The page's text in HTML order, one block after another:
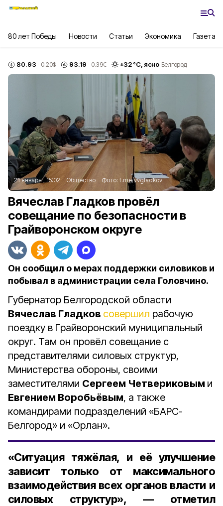
80 лет Победы Новости Статьи Экономика Газета
80.93 -0.20$ 93.19 -0.39€ +32°С, ясно Белгород
21 января , 15:02 Общество Фото: t.me/vvgladkov
Вячеслав Гладков провёл
совещание по безопасности в
Грайворонском округе
Он сообщил о мерах поддержки силовиков и
побывал в администрации села Головчино.
Губернатор Белгородской области
Вячеслав Гладков совершил рабочую
поездку в Грайворонский муниципальный
округ. Там он провёл совещание с
представителями силовых структур,
Министерства обороны, своими
заместителями Сергеем Четвериковым и
Евгением Воробьёвым, а также
командирами подразделений «БАРС-
Белгород» и «Орлан».
«Ситуация тяжёлая, и её улучшение
зависит только от максимального
взаимодействия всех органов власти и
силовых структур», — отметил